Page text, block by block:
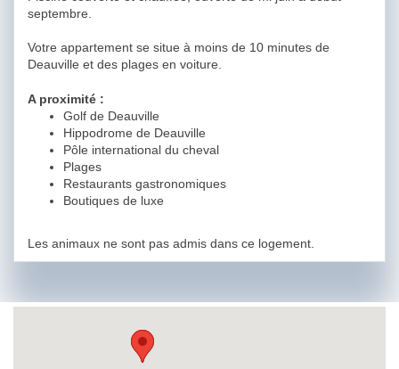
septembre.
Votre appartement se situe à moins de 10 minutes de
Deauville et des plages en voiture.
A proximité :
Golf de Deauville
Hippodrome de Deauville
Pôle international du cheval
Plages
Restaurants gastronomiques
Boutiques de luxe
Les animaux ne sont pas admis dans ce logement.